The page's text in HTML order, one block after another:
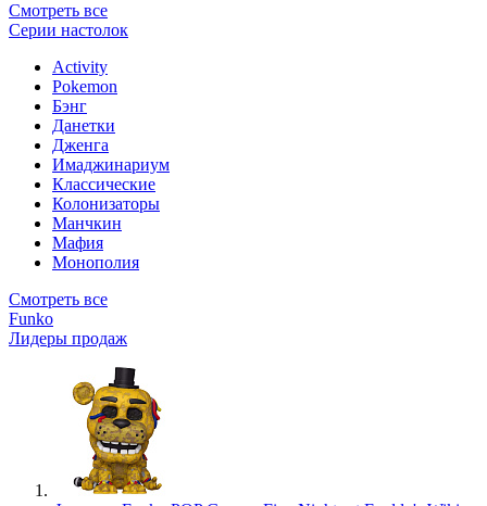
Смотреть все
Серии настолок
Activity
Pokemon
Бэнг
Данетки
Дженга
Имаджинариум
Классические
Колонизаторы
Манчкин
Мафия
Монополия
Смотреть все
Funko
Лидеры продаж